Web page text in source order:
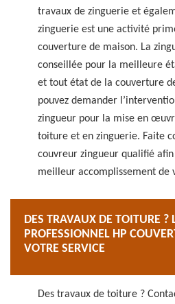
travaux de zinguerie et
zinguerie est une activité
couverture de maison. La
conseillée pour la meilleure
et tout état de la couverture
pouvez demander
zingueur pour la mise en
toiture et en zinguerie. Faite
couvreur zingueur qualifié
meilleur accomplissement de
DES TRAVAUX DE TOITURE ?
PROFESSIONNEL HP
VOTRE SERVICE
Des travaux de toiture ?